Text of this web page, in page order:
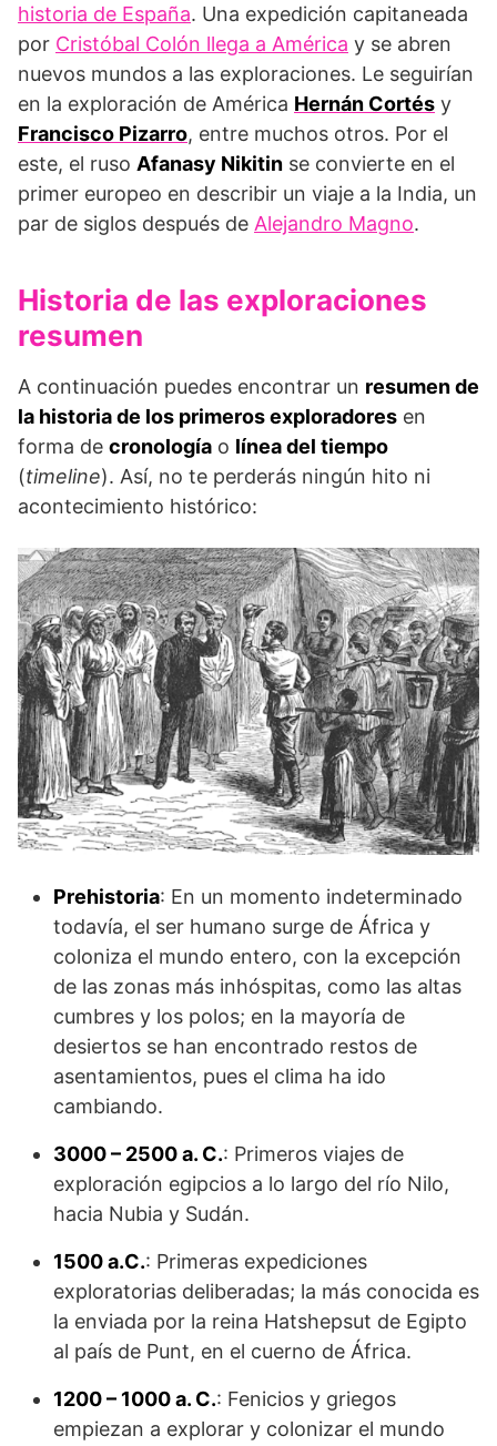
historia de España. Una expedición capitaneada
por Cristóbal Colón llega a América y se abren
nuevos mundos a las exploraciones. Le seguirían
en la exploración de América Hernán Cortés y
Francisco Pizarro, entre muchos otros. Por el
este, el ruso Afanasy Nikitin se convierte en el
primer europeo en describir un viaje a la India, un
par de siglos después de Alejandro Magno.
Historia de las exploraciones
resumen
A continuación puedes encontrar un resumen de
la historia de los primeros exploradores en
forma de cronología o línea del tiempo
(timeline). Así, no te perderás ningún hito ni
acontecimiento histórico:
Prehistoria: En un momento indeterminado
todavía, el ser humano surge de África y
coloniza el mundo entero, con la excepción
de las zonas más inhóspitas, como las altas
cumbres y los polos; en la mayoría de
desiertos se han encontrado restos de
asentamientos, pues el clima ha ido
cambiando.
3000 – 2500 a. C.: Primeros viajes de
exploración egipcios a lo largo del río Nilo,
hacia Nubia y Sudán.
1500 a.C.: Primeras expediciones
exploratorias deliberadas; la más conocida es
la enviada por la reina Hatshepsut de Egipto
al país de Punt, en el cuerno de África.
1200 – 1000 a. C.: Fenicios y griegos
empiezan a explorar y colonizar el mundo